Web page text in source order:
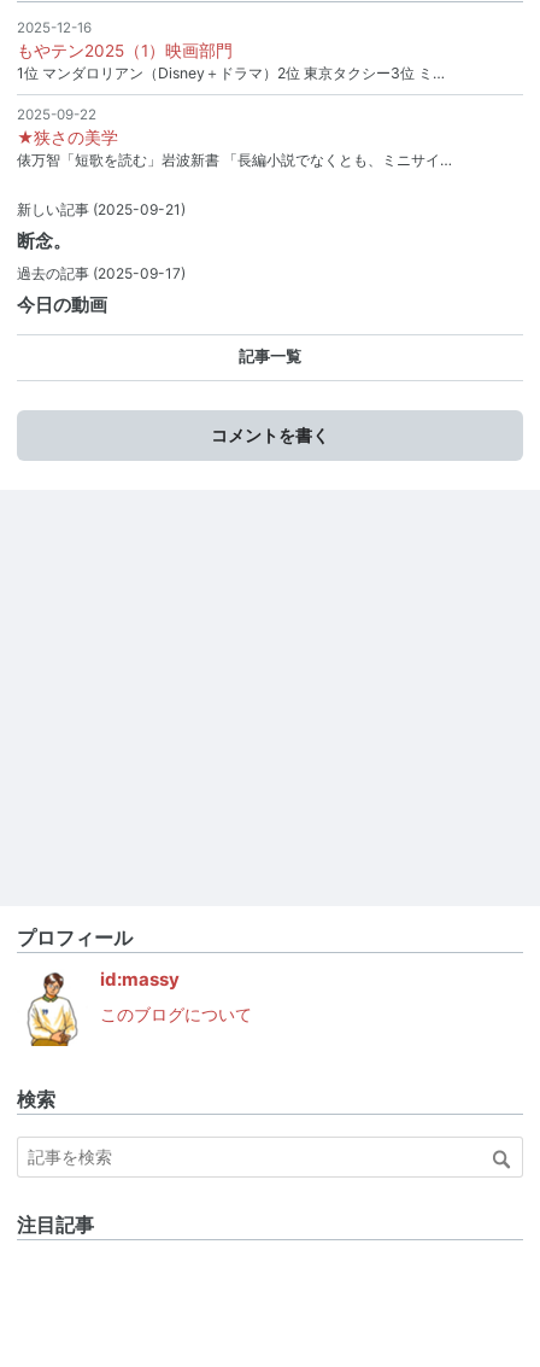
2025-12-16
もやテン2025（1）映画部門
1位 マンダロリアン（Disney＋ドラマ）2位 東京タクシー3位 ミ…
2025-09-22
★狭さの美学
俵万智「短歌を読む」岩波新書 「長編小説でなくとも、ミニサイ…
新しい記事 (2025-09-21)
断念。
過去の記事 (2025-09-17)
今日の動画
記事一覧
コメントを書く
プロフィール
id:massy
このブログについて
検索
注目記事